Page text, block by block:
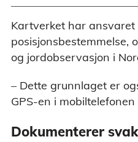
Kartverket har
posisjonsbestemmelse,
og jordobservasjon i
– Dette grunnlaget er
GPS-en i
Dokumenterer